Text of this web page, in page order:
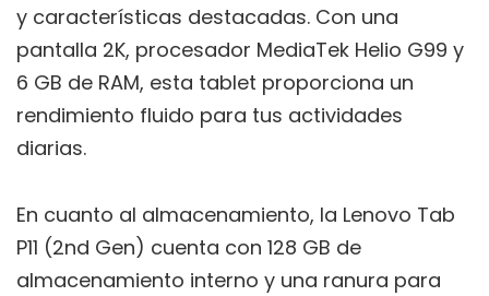
y características destacadas. Con una
pantalla 2K, procesador MediaTek Helio G99 y
6 GB de RAM, esta tablet proporciona un
rendimiento fluido para tus actividades
diarias.
En cuanto al almacenamiento, la Lenovo Tab
P11 (2nd Gen) cuenta con 128 GB de
almacenamiento interno y una ranura para